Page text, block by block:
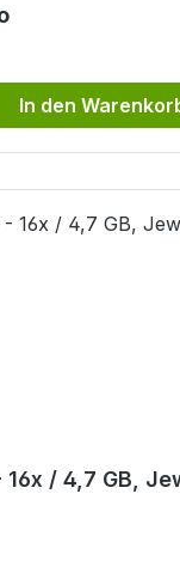
In den
16x / 4,7 GB,